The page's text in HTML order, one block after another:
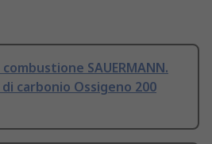
SAUERMANN.
carbonio Ossigeno 200